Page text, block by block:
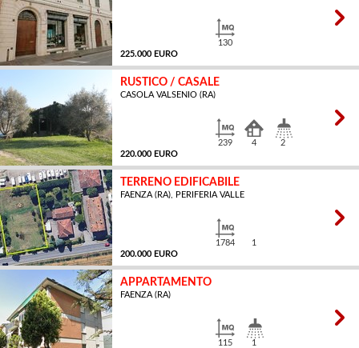
225.000 EURO
130
RUSTICO / CASALE
CASOLA VALSENIO (RA)
220.000 EURO
239 4 2
TERRENO EDIFICABILE
FAENZA (RA), PERIFERIA VALLE
200.000 EURO
1784 1
APPARTAMENTO
FAENZA (RA)
115 1